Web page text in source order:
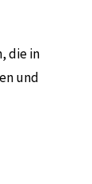
die in
und